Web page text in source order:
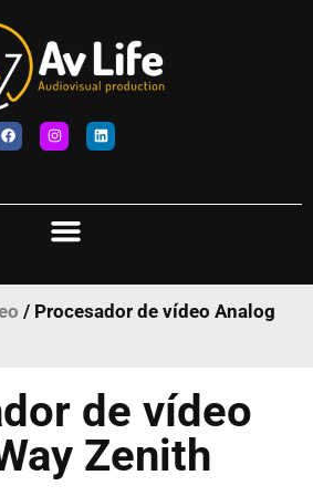
/ Procesador de vídeo Analog
de vídeo
Zenith